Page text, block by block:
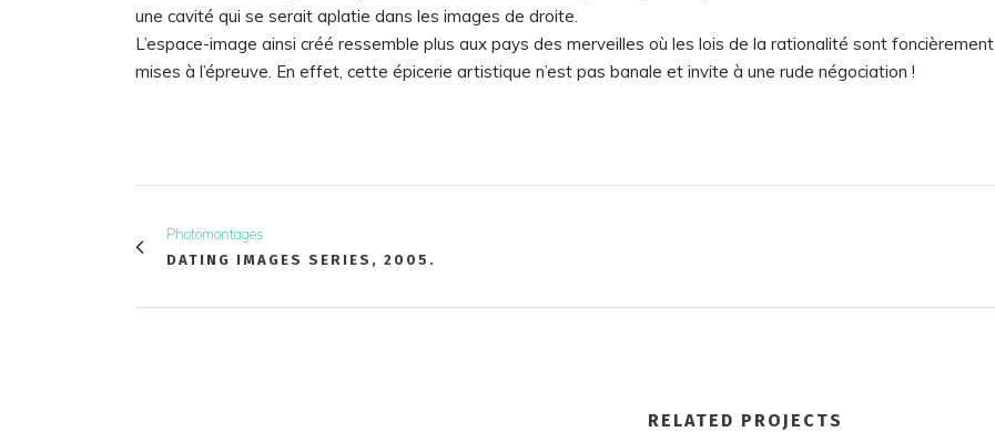
une cavité qui se serait aplatie dans les images de droite.
L’espace-image ainsi créé ressemble plus aux pays des merveilles où les lois de la rationalité sont foncièrement
mises à l’épreuve. En effet, cette épicerie artistique n’est pas banale et invite à une rude négociation !
Photomontages
DATING IMAGES SERIES, 2005.
RELATED PROJECTS